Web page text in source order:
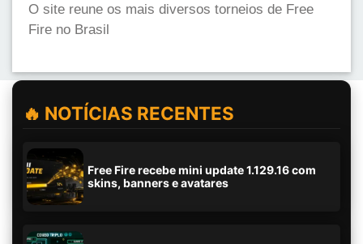
O site reune os mais diversos torneios de Free
Fire no Brasil
🔥 NOTÍCIAS RECENTES
Free Fire recebe mini update 1.129.16 com
skins, banners e avatares